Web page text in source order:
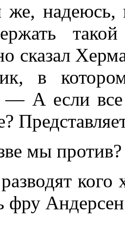
надеюсь,
сказал
в
— А если все
мы против?
кого
фру